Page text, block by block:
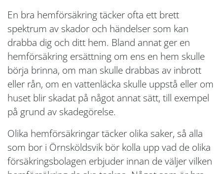
En bra hemförsäkring täcker ofta ett brett
spektrum av skador och händelser som kan
drabba dig och ditt hem. Bland annat ger en
hemförsäkring ersättning om ens en hem skulle
börja brinna, om man skulle drabbas av inbrott
eller rån, om en vattenläcka skulle uppstå eller om
huset blir skadat på något annat sätt, till exempel
på grund av skadegörelse.
Olika hemförsäkringar täcker olika saker, så alla
som bor i Örnsköldsvik bör kolla upp vad de olika
försäkringsbolagen erbjuder innan de väljer vilken